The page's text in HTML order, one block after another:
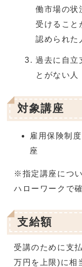
働市場の状
受けること
認められた
過去に自立
とがない人
対象講座
雇用保険制
座
※指定講座につ
ハローワークで
支給額
受講のために支
万円を上限)に相